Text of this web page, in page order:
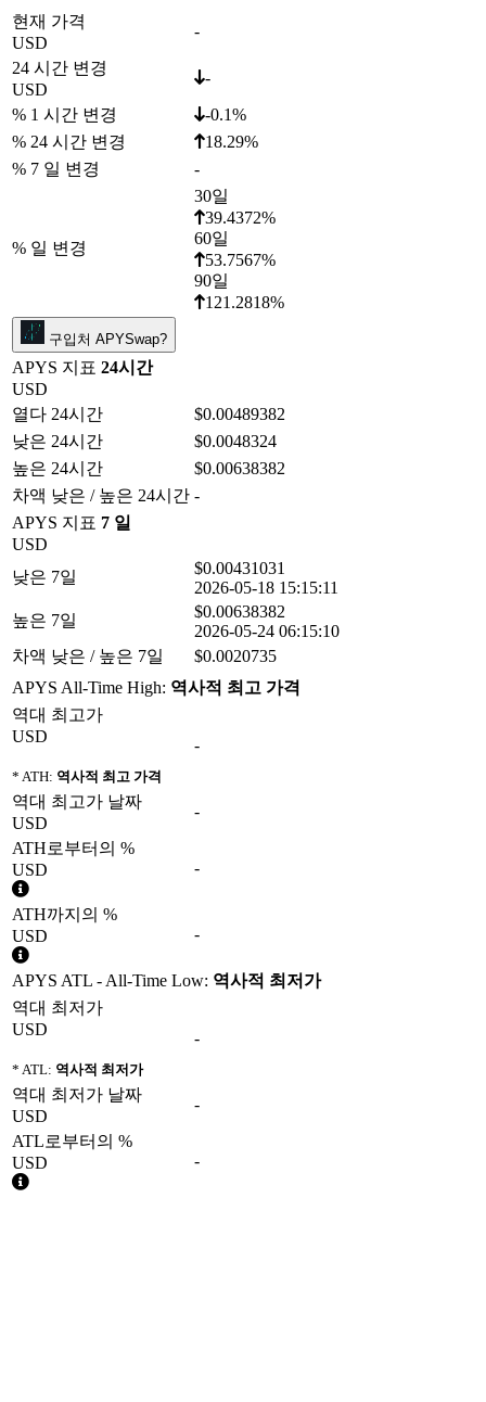
현재 가격
USD
-
24 시간 변경
USD
-
% 1 시간 변경
-0.1%
% 24 시간 변경
18.29%
% 7 일 변경
-
% 일 변경
30일
39.4372%
60일
53.7567%
90일
121.2818%
구입처 APYSwap?
APYS 지표 24시간
USD
열다 24시간
$0.00489382
낮은 24시간
$0.0048324
높은 24시간
$0.00638382
차액 낮은 / 높은 24시간 -
APYS 지표 7 일
USD
낮은 7일
$0.00431031
2026-05-18 15:15:11
높은 7일
$0.00638382
2026-05-24 06:15:10
차액 낮은 / 높은 7일
$0.0020735
APYS All-Time High: 역사적 최고 가격
역대 최고가
USD
* ATH: 역사적 최고 가격
-
역대 최고가 날짜
USD
-
ATH로부터의 %
USD
-
ATH까지의 %
USD
-
APYS ATL - All-Time Low: 역사적 최저가
역대 최저가
USD
* ATL: 역사적 최저가
-
역대 최저가 날짜
USD
-
ATL로부터의 %
USD
-